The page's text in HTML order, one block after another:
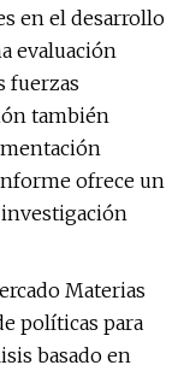
en el desarrollo
evaluación
fuerzas
también
ofrece un
Materias
políticas para
basado en